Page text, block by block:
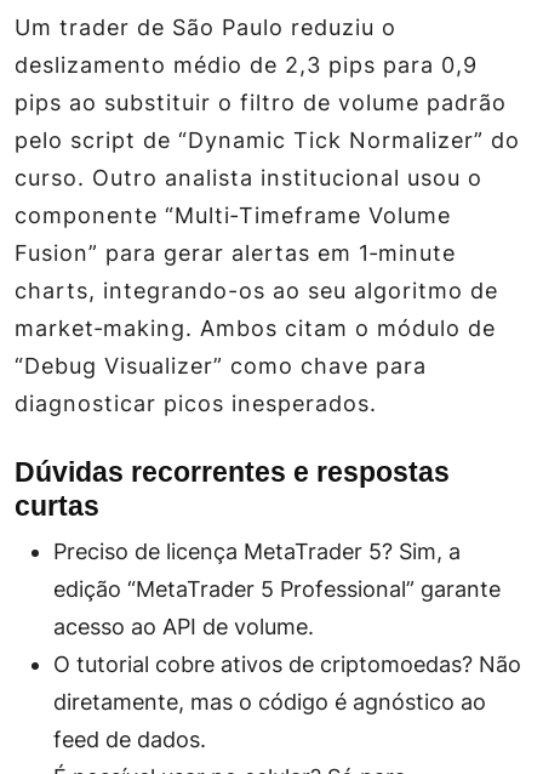
Um trader de São Paulo reduziu o
deslizamento médio de 2,3 pips para 0,9
pips ao substituir o filtro de volume padrão
pelo script de “Dynamic Tick Normalizer” do
curso. Outro analista institucional usou o
componente “Multi‑Timeframe Volume
Fusion” para gerar alertas em 1‑minute
charts, integrando-os ao seu algoritmo de
market‑making. Ambos citam o módulo de
“Debug Visualizer” como chave para
diagnosticar picos inesperados.
Dúvidas recorrentes e respostas
curtas
Preciso de licença MetaTrader 5? Sim, a
edição “MetaTrader 5 Professional” garante
acesso ao API de volume.
O tutorial cobre ativos de criptomoedas? Não
diretamente, mas o código é agnóstico ao
feed de dados.